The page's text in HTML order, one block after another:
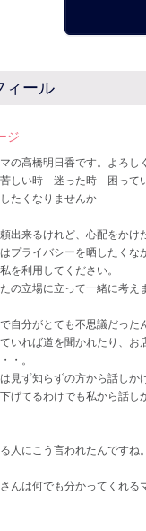
ィール
ジ
の高橋明日香です。よろし
しい時 迷った時 困って
たくなりませんか
出来るけれど、心配をかけ
プライバシーを晒したくな
を利用してください。
の立場に立って一緒に考え
自分がとても不思議だった
いれば道を聞かれたり、お
・。
見ず知らずの方から話しか
げてるわけでも私から話し
人にこう言われたんですね。
さんは何でも分かってくれる